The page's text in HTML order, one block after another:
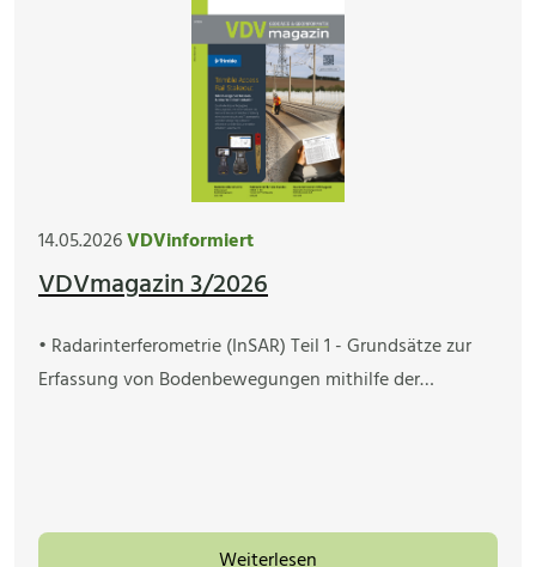
14.05.2026VDVinformiert
VDVmagazin 3/2026
• Radarinterferometrie (InSAR) Teil 1 - Grundsätze zur
Erfassung von Bodenbewegungen mithilfe der…